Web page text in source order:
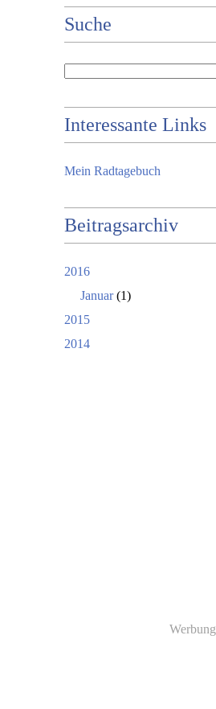
Suche
Interessante Links
Mein Radtagebuch
Beitragsarchiv
2016
Januar(1)
2015
2014
Werbung